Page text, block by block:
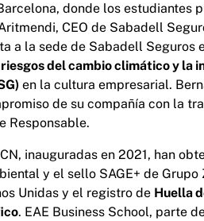
donde los estudiantes
CEO de Sabadell
a la sede de Sabadell Seguros
del cambio climático y la
en la cultura empresarial.
de su compañía con la
Responsable.
inauguradas en 2021, han
y el sello SAGE+ de Grupo
Unidas y el registro de Huella
. EAE Business School, parte